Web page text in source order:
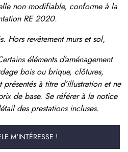
non modifiable, conforme à la
RE 2020.
Hors revêtement murs et sol,
éléments d’aménagement
bois ou brique, clôtures,
à titre d’illustration et ne
de base. Se référer à la notice
des prestations incluses.
M'INTÉRESSE !